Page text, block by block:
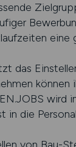
das
wird
in die